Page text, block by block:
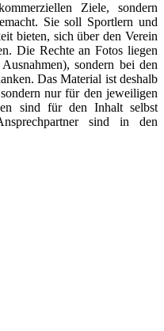
Ziele, sondern
Sie soll Sportlern und
bieten, sich über den Verein
Die Rechte an Fotos liegen
sondern bei den
Das Material ist deshalb
nur für den jeweiligen
sind für den Inhalt selbst
sind in den